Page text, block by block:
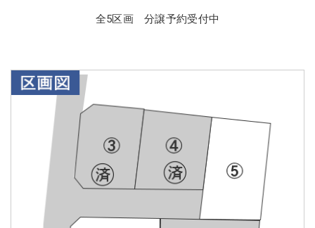
全5区画 分譲予約受付中